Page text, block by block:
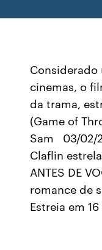
Considerado
cinemas, o
da trama,
(Game of
Sam 03/02/
Claflin
ANTES DE
romance de
Estreia em